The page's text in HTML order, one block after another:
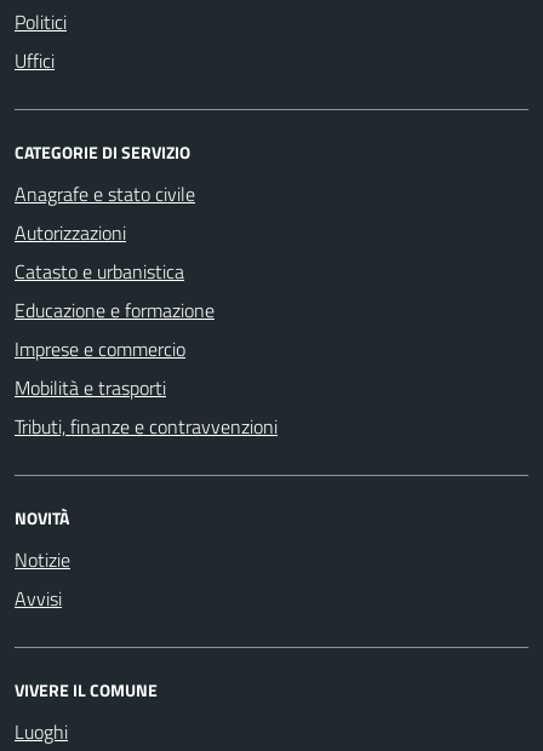
Politici
Uffici
CATEGORIE DI SERVIZIO
Anagrafe e stato civile
Autorizzazioni
Catasto e urbanistica
Educazione e formazione
Imprese e commercio
Mobilità e trasporti
Tributi, finanze e contravvenzioni
NOVITÀ
Notizie
Avvisi
VIVERE IL COMUNE
Luoghi